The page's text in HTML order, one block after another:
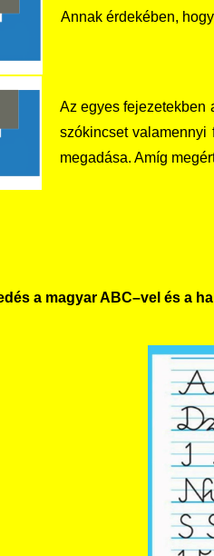
Annak érdekében,
Az egyes fejezetekben
szókincset
megadása. Amíg
a magyar ABC–vel és a